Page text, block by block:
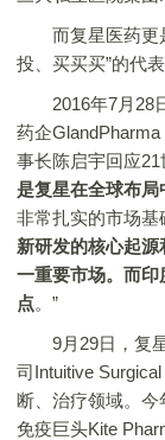
而复星医药更是
投、买买买”的代表
2016年7月28日
药企
事长陈启宇回应
是复星在全球布
非常扎实的市场基
新研发的核心起
一重要市场。而
点。”
9月29日，复星
司Intuitive
断、治疗领域。
免疫巨头Kite